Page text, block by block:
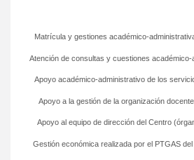
Gestión económica realizada por el PTGAS del
Apoyo al equipo de dirección del Centro
Apoyo a la gestión de la organización docente
Apoyo académico-administrativo de los
Atención de consultas y cuestiones académico-
Matrícula y gestiones académico-